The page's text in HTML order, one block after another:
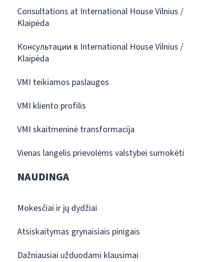
Consultations at International House Vilnius /
Klaipėda
Консультации в International House Vilnius /
Klaipėda
VMI teikiamos paslaugos
VMI kliento profilis
VMI skaitmeninė transformacija
Vienas langelis prievolėms valstybei sumokėti
NAUDINGA
Mokesčiai ir jų dydžiai
Atsiskaitymas grynaisiais pinigais
Dažniausiai užduodami klausimai